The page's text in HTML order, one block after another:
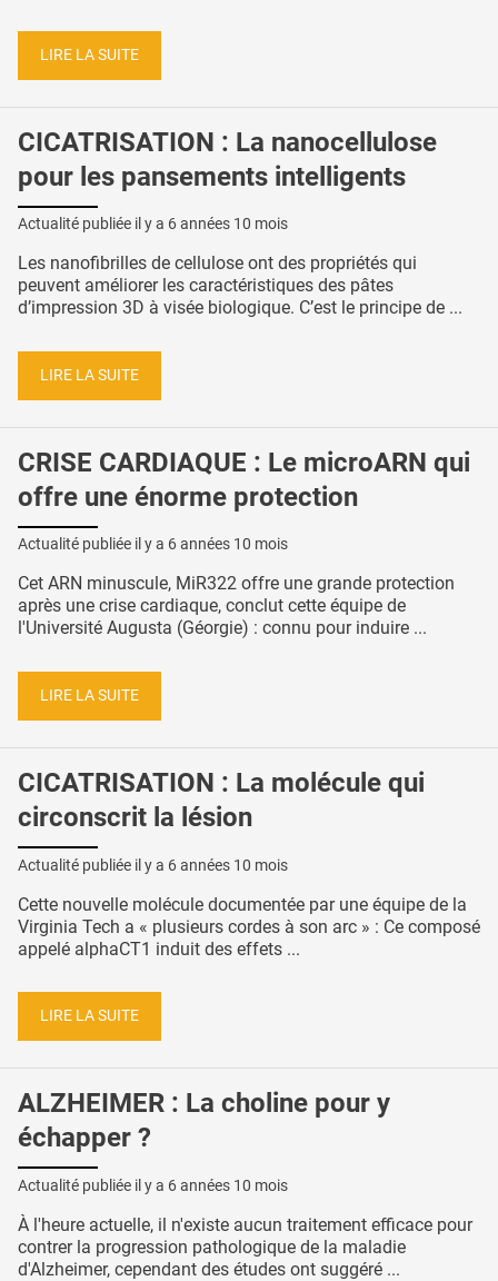
LIRE LA SUITE
CICATRISATION : La nanocellulose
pour les pansements intelligents
Actualité publiée il y a 6 années 10 mois
Les nanofibrilles de cellulose ont des propriétés qui
peuvent améliorer les caractéristiques des pâtes
d’impression 3D à visée biologique. C’est le principe de ...
LIRE LA SUITE
CRISE CARDIAQUE : Le microARN qui
offre une énorme protection
Actualité publiée il y a 6 années 10 mois
Cet ARN minuscule, MiR322 offre une grande protection
après une crise cardiaque, conclut cette équipe de
l'Université Augusta (Géorgie) : connu pour induire ...
LIRE LA SUITE
CICATRISATION : La molécule qui
circonscrit la lésion
Actualité publiée il y a 6 années 10 mois
Cette nouvelle molécule documentée par une équipe de la
Virginia Tech a « plusieurs cordes à son arc » : Ce composé
appelé alphaCT1 induit des effets ...
LIRE LA SUITE
ALZHEIMER : La choline pour y
échapper ?
Actualité publiée il y a 6 années 10 mois
À l'heure actuelle, il n'existe aucun traitement efficace pour
contrer la progression pathologique de la maladie
d'Alzheimer, cependant des études ont suggéré ...